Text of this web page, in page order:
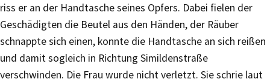
riss er an der Handtasche seines Opfers. Dabei fielen der
Geschädigten die Beutel aus den Händen, der Räuber
schnappte sich einen, konnte die Handtasche an sich reißen
und damit sogleich in Richtung Simildenstraße
verschwinden. Die Frau wurde nicht verletzt. Sie schrie laut